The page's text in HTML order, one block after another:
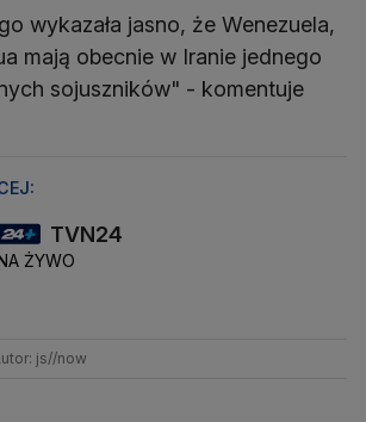
wykazała jasno, że Wenezuela,
mają obecnie w Iranie jednego
sojuszników" - komentuje
TVN24
ŻYWO
js//now